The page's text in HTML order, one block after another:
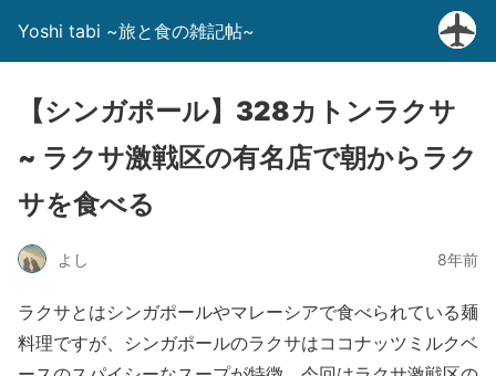
Yoshi tabi ~旅と食の雑記帖~
【シンガポール】328カトンラクサ
~ ラクサ激戦区の有名店で朝からラク
サを食べる
よし 8年前
ラクサとはシンガポールやマレーシアで食べられている麺
料理ですが、シンガポールのラクサはココナッツミルクベ